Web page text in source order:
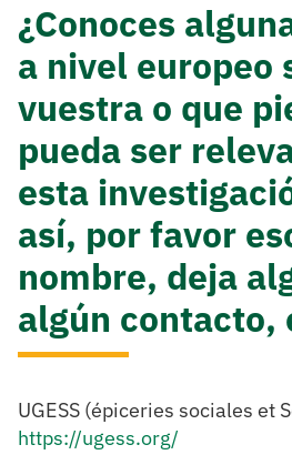
¿Conoces
a nivel europeo
vuestra o que
pueda ser
esta
así, por favor
nombre, deja
algún contacto,
UGESS (épiceries sociales et
https://ugess.org/